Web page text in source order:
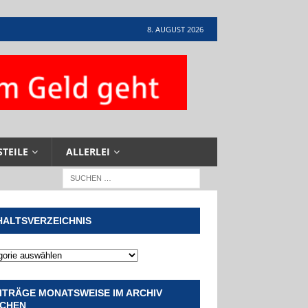
8. AUGUST 2026
ALLERLEI
MONATSWEISE IM ARCHIV